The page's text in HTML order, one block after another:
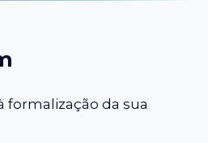
formalização da sua